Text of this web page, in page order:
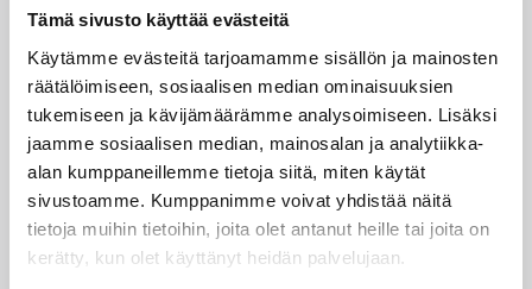
Tämä sivusto käyttää evästeitä
Käytämme evästeitä tarjoamamme sisällön ja mainosten
räätälöimiseen, sosiaalisen median ominaisuuksien
tukemiseen ja kävijämäärämme analysoimiseen. Lisäksi
jaamme sosiaalisen median, mainosalan ja analytiikka-
alan kumppaneillemme tietoja siitä, miten käytät
sivustoamme. Kumppanimme voivat yhdistää näitä
tietoja muihin tietoihin, joita olet antanut heille tai joita on
kerätty, kun olet käyttänyt heidän palvelujaan.
Korisliiga 07.08.2026 09:23
Daniel Dolenc KTP-Basketin
haaviin
Dolenc on rakentanut pitkän ammattilaisuran